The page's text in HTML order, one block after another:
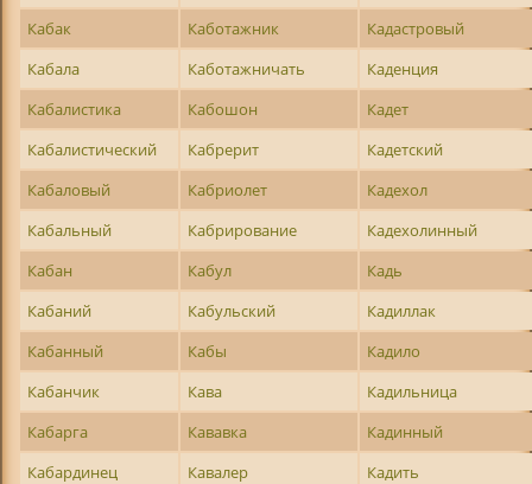
Кабак
Каботажник
Кадастровый
Кабала
Каботажничать
Каденция
Кабалистика
Кабошон
Кадет
Кабалистический
Кабрерит
Кадетский
Кабаловый
Кабриолет
Кадехол
Кабальный
Кабрирование
Кадехолинный
Кабан
Кабул
Кадь
Кабаний
Кабульский
Кадиллак
Кабанный
Кабы
Кадило
Кабанчик
Кава
Кадильница
Кабарга
Кававка
Кадинный
Кабардинец
Кавалер
Кадить